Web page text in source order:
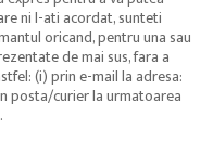
ni l-ati acordat, sunteti
oricand, pentru una sau
de mai sus, fara a
(i) prin e-mail la adresa:
posta/curier la urmatoarea